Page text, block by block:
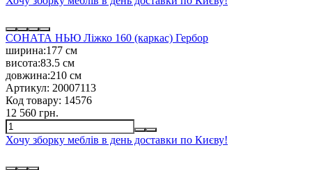
СОНАТА НЬЮ Ліжко 160 (каркас) Гербор
ширина:177 см
висота:83.5 см
довжина:210 см
Артикул: 20007113
Код товару: 14576
12 560 грн.
Хочу зборку меблів в день доставки по Києву!